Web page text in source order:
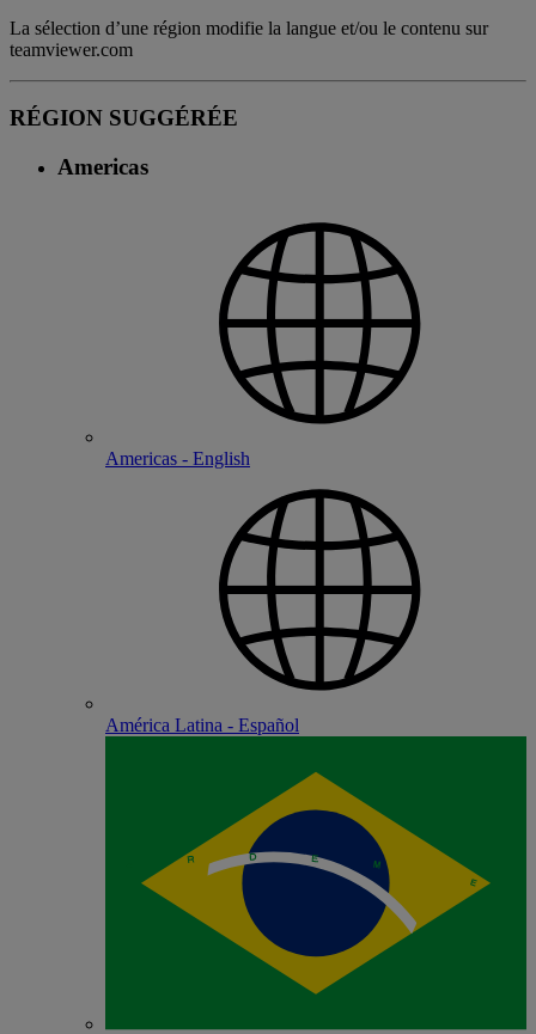
La sélection d’une région modifie la langue et/ou le contenu sur
teamviewer.com
RÉGION SUGGÉRÉE
Americas
Americas - English
América Latina - Español